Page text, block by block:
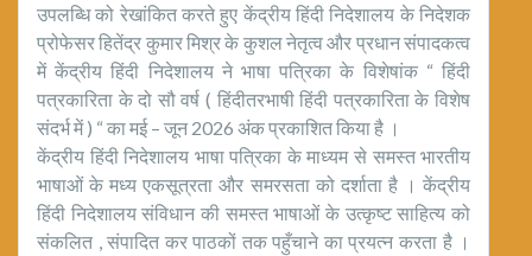
उपलब्धि को रेखांकित करते हुए केंद्रीय हिंदी निदेशालय के निदेशक
प्रोफेसर हितेंद्र कुमार मिश्र के कुशल नेतृत्व और प्रधान संपादकत्व
में केंद्रीय हिंदी निदेशालय ने भाषा पत्रिका के विशेषांक “ हिंदी
पत्रकारिता के दो सौ वर्ष ( हिंदीतरभाषी हिंदी पत्रकारिता के विशेष
संदर्भ में ) “ का मई – जून 2026 अंक प्रकाशित किया है ।
केंद्रीय हिंदी निदेशालय भाषा पत्रिका के माध्यम से समस्त भारतीय
भाषाओं के मध्य एकसूत्रता और समरसता को दर्शाता है । केंद्रीय
हिंदी निदेशालय संविधान की समस्त भाषाओं के उत्कृष्ट साहित्य को
संकलित , संपादित कर पाठकों तक पहुँचाने का प्रयत्न करता है ।